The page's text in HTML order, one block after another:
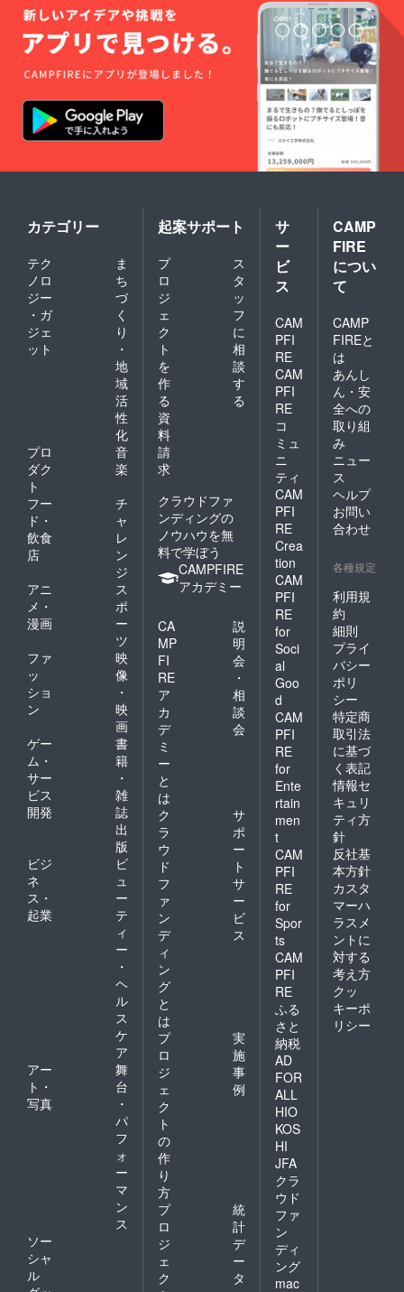
ご連絡がとれる
方が対象となり
ます。 体操指導
及びメンタルト
レーニング講演
につきまして
は、交通費等の
経費につきまし
ては、こちらで
対応致します。
ご支援の際に、
ご希望のリター
カテゴリー
テク
ノロ
ジー
・ガ
ジェ
ット
ま
ち
づ
く
り
・
地
域
活
性
化
プロ
ダク
ト
音
楽
フー
ド・
飲食
店
チ
ャ
レ
ン
ジ
アニ
メ・
漫画
ス
ポ
ー
ツ
ファ
ッ
ショ
ン
映
像
・
映
画
ゲー
ム・
サー
ビス
開発
書
籍
・
雑
誌
出
版
ビジ
ネ
ス・
起業
ビ
ュ
ー
テ
ィ
ー
・
ヘ
ル
ス
ケ
ア
アー
ト・
写真
舞
台
・
パ
フ
ォ
ー
マ
ン
ス
ソー
シャ
ル
起案サポート
プ
ロ
ジ
ェ
ク
ト
を
作
る
ス
タ
ッ
フ
に
相
談
す
る
資
料
請
求
クラウドファ
ンディングの
ノウハウを無
料で学ぼう
CAMPFIRE
アカデミー
CA
MP
FI
RE
ア
カ
デ
ミ
ー
と
は
説
明
会
・
相
談
会
ク
ラ
ウ
ド
フ
ァ
ン
デ
ィ
ン
グ
と
は
サ
ポ
ー
ト
サ
ー
ビ
ス
プ
ロ
ジ
ェ
ク
ト
の
作
り
方
実
施
事
例
プ
ロ
ジ
ェ
ク
統
計
デ
ー
タ
サ
ー
ビ
ス
CAM
PFI
RE
CAM
PFI
RE
コ
ミュ
ニ
ティ
CAM
PFI
RE
Crea
tion
CAM
PFI
RE
for
Soci
al
Goo
d
CAM
PFI
RE
for
Ente
rtain
men
t
CAM
PFI
RE
for
Spor
ts
CAM
PFI
RE
ふる
さと
納税
AD
FOR
ALL
HIO
KOS
HI
JFA
クラ
ウド
ファ
ン
ディ
ング
mac
CAMP
FIRE
につい
て
CAMP
FIREと
は
あんし
ん・安
全への
取り組
み
ニュー
ス
ヘルプ
お問い
合わせ
各種規定
利用規
約
細則
プライ
バシー
ポリ
シー
特定商
取引法
に基づ
く表記
情報セ
キュリ
ティ方
針
反社基
本方針
カスタ
マーハ
ラスメ
ントに
対する
考え方
クッ
キーポ
リシー